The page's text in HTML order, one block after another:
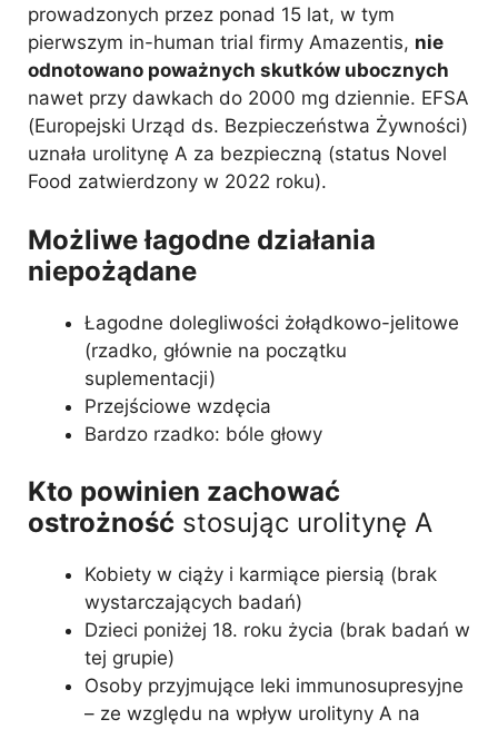
prowadzonych przez ponad 15 lat, w tym
pierwszym in-human trial firmy Amazentis, nie
odnotowano poważnych skutków ubocznych
nawet przy dawkach do 2000 mg dziennie. EFSA
(Europejski Urząd ds. Bezpieczeństwa Żywności)
uznała urolitynę A za bezpieczną (status Novel
Food zatwierdzony w 2022 roku).
Możliwe łagodne działania
niepożądane
Łagodne dolegliwości żołądkowo-jelitowe
(rzadko, głównie na początku
suplementacji)
Przejściowe wzdęcia
Bardzo rzadko: bóle głowy
Kto powinien zachować
ostrożność stosując urolitynę A
Kobiety w ciąży i karmiące piersią (brak
wystarczających badań)
Dzieci poniżej 18. roku życia (brak badań w
tej grupie)
Osoby przyjmujące leki immunosupresyjne
– ze względu na wpływ urolityny A na